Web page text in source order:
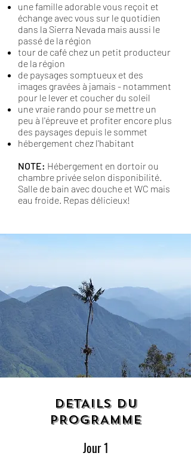
une famille adorable vous reçoit et
échange avec vous sur le quotidien
dans la Sierra Nevada mais aussi le
passé de la région
tour de café chez un petit producteur
de la région
de paysages somptueux et des
images gravées à jamais - notamment
pour le lever et coucher du soleil
une vraie rando pour se mettre un
peu à l'épreuve et profiter encore plus
des paysages depuis le sommet
hébergement chez l'habitant
NOTE: Hébergement en dortoir ou
chambre privée selon disponibilité.
Salle de bain avec douche et WC mais
eau froide. Repas délicieux!
DETAILS DU
PROGRAMME
Jour 1